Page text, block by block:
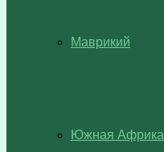
Маврикий
Южная Африка